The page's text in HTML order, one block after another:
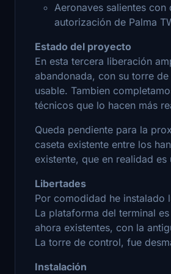
Aeronaves salientes
autorización de Palma
Estado del proyecto
En esta tercera liberación
abandonada, con su torre
usable. Tambien
técnicos que lo hacen más
Queda pendiente para la
caseta existente entre los
existente, que en realidad
Libertades
Por comodidad he instalado
La plataforma del terminal
ahora existentes, con la
La torre de control, fue
Instalación